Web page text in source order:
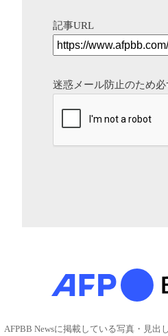
記事URL
迷惑メール防止のため
AFPBB Newsに掲載している写真・見